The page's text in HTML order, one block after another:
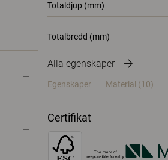
Totaldjup (mm)
Totalbredd (mm)
Alla egenskaper
Egenskaper Material (10)
Certifikat